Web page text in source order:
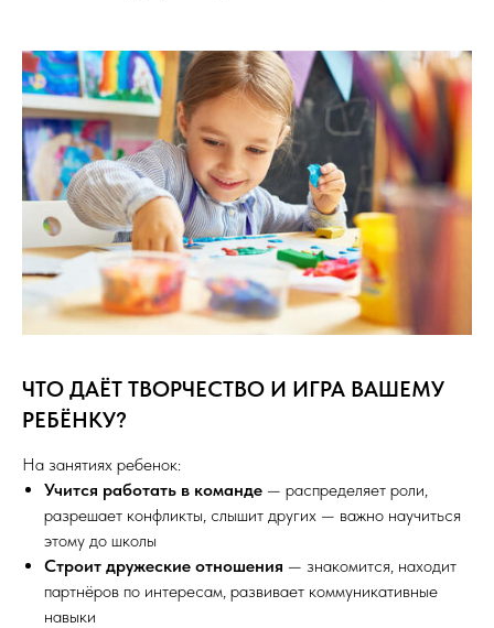
ЧТО ДАЁТ ТВОРЧЕСТВО И ИГРА ВАШЕМУ
РЕБЁНКУ?
На занятиях ребенок:
Учится работать в команде — распределяет роли,
разрешает конфликты, слышит других — важно научиться
этому до школы
Строит дружеские отношения — знакомится, находит
партнёров по интересам, развивает коммуникативные
навыки